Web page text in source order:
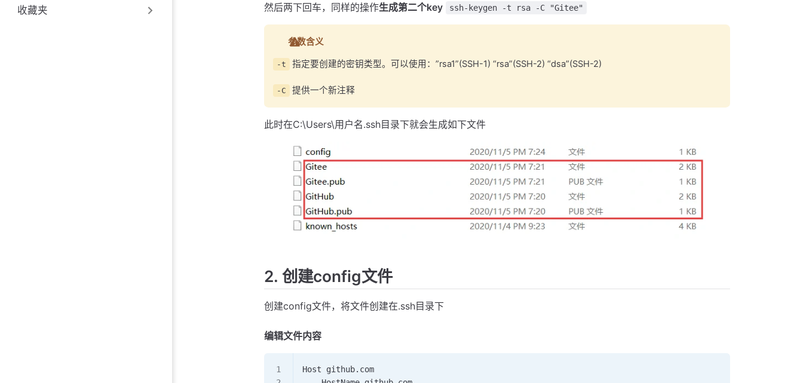
收藏夹 然后两下回车，同样的操作生成第二个key ssh-keygen -t rsa -C "Gitee"
参数含义
-t 指定要创建的密钥类型。可以使用：”rsa1”(SSH-1) “rsa”(SSH-2) “dsa”(SSH-2)
-C 提供一个新注释
此时在C:\Users\用户名.ssh目录下就会生成如下文件
2. 创建config文件
创建config文件，将文件创建在.ssh目录下
编辑文件内容
Host github.com